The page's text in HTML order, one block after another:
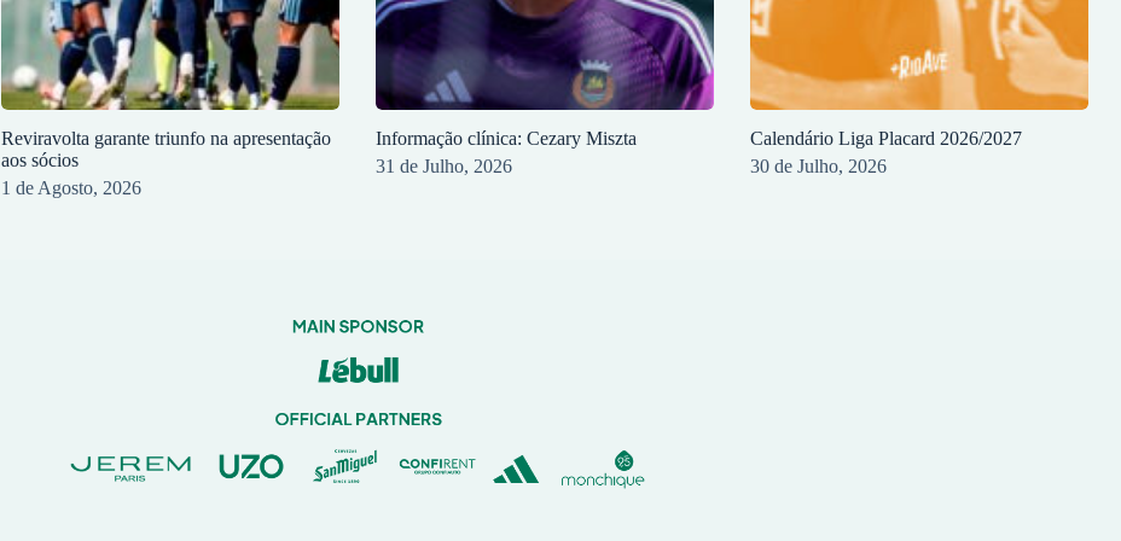
Reviravolta garante triunfo na apresentação
aos sócios
1 de Agosto, 2026
Informação clínica: Cezary Miszta
31 de Julho, 2026
Calendário Liga Placard 2026/2027
30 de Julho, 2026